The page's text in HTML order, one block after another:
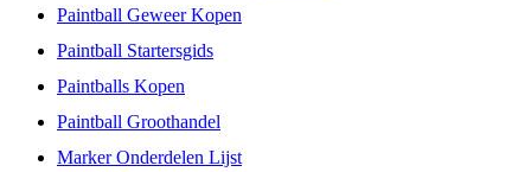
Paintball Geweer Kopen
Paintball Startersgids
Paintballs Kopen
Paintball Groothandel
Marker Onderdelen Lijst